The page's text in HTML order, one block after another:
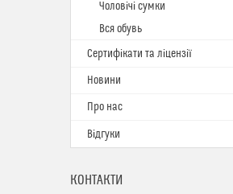
Чоловічі сумки
Вся обувь
Сертифікати та ліцензії
Новини
Про нас
Відгуки
КОНТАКТИ